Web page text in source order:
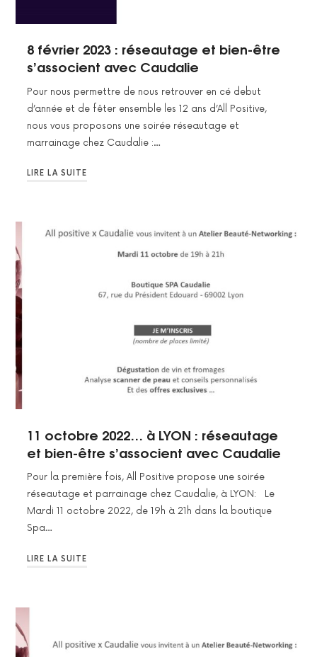
8 février 2023 : réseautage et bien-être
s’associent avec Caudalie
Pour nous permettre de nous retrouver en cé debut
d’année et de fêter ensemble les 12 ans d’All Positive,
nous vous proposons une soirée réseautage et
marrainage chez Caudalie :…
LIRE LA SUITE
11 octobre 2022… à LYON : réseautage
et bien-être s’associent avec Caudalie
Pour la première fois, All Positive propose une soirée
réseautage et parrainage chez Caudalie, à LYON: Le
Mardi 11 octobre 2022, de 19h à 21h dans la boutique
Spa…
LIRE LA SUITE